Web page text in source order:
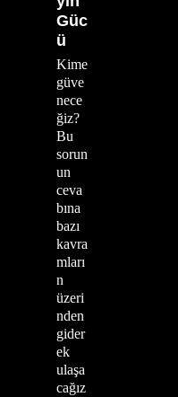
Güc
ü
Kime
güve
nece
ğiz?
Bu
sorun
un
ceva
bına
bazı
kavra
mları
n
üzeri
nden
gider
ek
ulaşa
cağız